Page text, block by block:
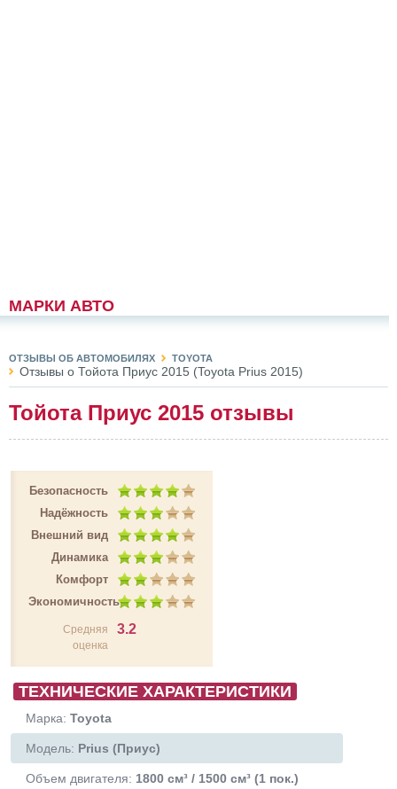
МАРКИ АВТО
ОТЗЫВЫ ОБ АВТОМОБИЛЯХ TOYOTA
Отзывы о Тойота Приус 2015 (Toyota Prius 2015)
Тойота Приус 2015 отзывы
Безопасность
Надёжность
Внешний вид
Динамика
Комфорт
Экономичность
Средняя
оценка
3.2
ТЕХНИЧЕСКИЕ ХАРАКТЕРИСТИКИ
Марка: Toyota
Модель: Prius (Приус)
Объем двигателя: 1800 см³ / 1500 см³ (1 пок.)